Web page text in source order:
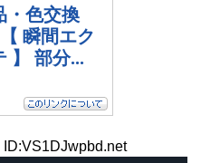
ID:VS1DJwpbd.net